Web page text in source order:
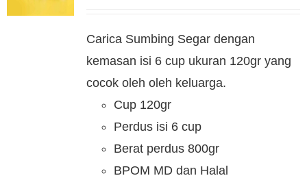
Rp32,000.
Rp28,000.
Carica Sumbing Segar dengan
kemasan isi 6 cup ukuran 120gr yang
cocok oleh oleh keluarga.
Cup 120gr
Perdus isi 6 cup
Berat perdus 800gr
BPOM MD dan Halal